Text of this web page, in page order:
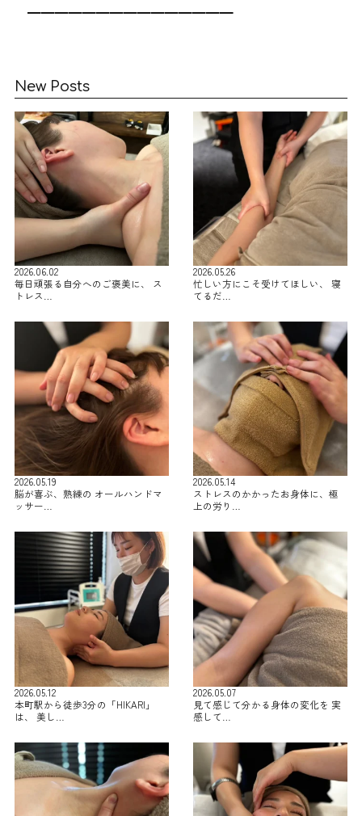
━━━━━━━━━━━━━━━
New Posts
2026.06.02
毎日頑張る自分へのご褒美に、 ス
トレス…
2026.05.26
忙しい方にこそ受けてほしい、 寝
てるだ…
2026.05.19
脳が喜ぶ、熟練の オールハンドマ
ッサー…
2026.05.14
ストレスのかかったお身体に、極
上の労り…
2026.05.12
本町駅から徒歩3分の「HIKARI」
は、 美し…
2026.05.07
見て感じて分かる身体の変化を 実
感して…